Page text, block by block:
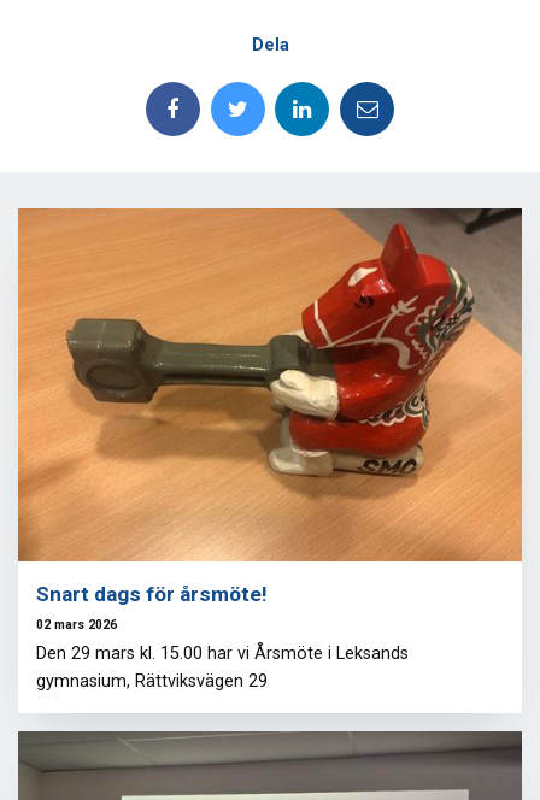
Dela
Snart dags för årsmöte!
02 mars 2026
Den 29 mars kl. 15.00 har vi Årsmöte i Leksands
gymnasium, Rättviksvägen 29